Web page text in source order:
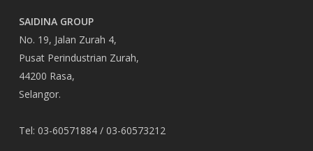
SAIDINA GROUP
No. 19, Jalan Zurah 4,
Pusat Perindustrian Zurah,
44200 Rasa,
Selangor.
Tel: 03-60571884 / 03-60573212